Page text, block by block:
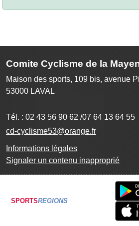
Comite Cyclisme de la
Maison des sports, 109 bis, avenue
53000 LAVAL
Tél. : 02 43 56 90 62 /07 64 13 64 55
cd-cyclisme53@orange.fr
Informations légales
Signaler un contenu inapproprié
SPORTSREGIONS